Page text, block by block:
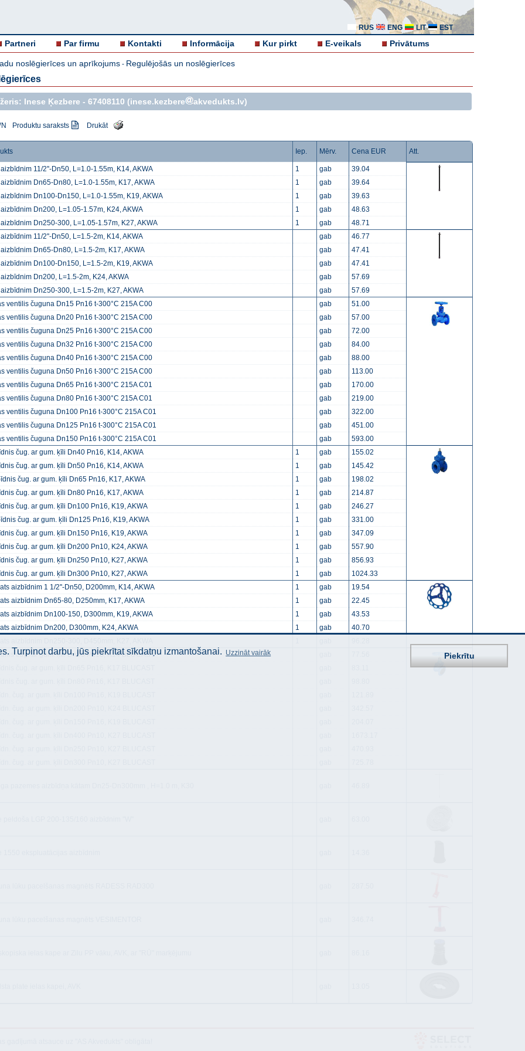
RUS ENG LIT EST
Partneri Par firmu Kontakti Informācija Kur pirkt E-veikals Privātums
noslēgierīces un aprīkojums - Regulējošās un noslēgierīces
Inese Ķezbere - 67408110 (inese.kezbere akvedukts.lv)
Produktu saraksts Drukāt
Iep. Mērv. Cena EUR Att.
aizbīdnim 11/2''-Dn50, L=1.0-1.55m, K14, AKWA 1 gab
39.04
aizbīdnim Dn65-Dn80, L=1.0-1.55m, K17, AKWA 1 gab
39.64
aizbīdnim Dn100-Dn150, L=1.0-1.55m, K19, AKWA 1 gab
39.63
aizbīdnim Dn200, L=1.05-1.57m, K24, AKWA 1 gab
48.63
aizbīdnim Dn250-300, L=1.05-1.57m, K27, AKWA 1 gab
48.71
aizbīdnim 11/2''-Dn50, L=1.5-2m, K14, AKWA gab
46.77
aizbīdnim Dn65-Dn80, L=1.5-2m, K17, AKWA gab
47.41
aizbīdnim Dn100-Dn150, L=1.5-2m, K19, AKWA gab
47.41
aizbīdnim Dn200, L=1.5-2m, K24, AKWA gab
57.69
aizbīdnim Dn250-300, L=1.5-2m, K27, AKWA gab
57.69
ventilis čuguna Dn15 Pn16 t-300°C 215A C00 gab
51.00
ventilis čuguna Dn20 Pn16 t-300°C 215A C00 gab
57.00
ventilis čuguna Dn25 Pn16 t-300°C 215A C00 gab
72.00
ventilis čuguna Dn32 Pn16 t-300°C 215A C00 gab
84.00
ventilis čuguna Dn40 Pn16 t-300°C 215A C00 gab
88.00
ventilis čuguna Dn50 Pn16 t-300°C 215A C00 gab
113.00
ventilis čuguna Dn65 Pn16 t-300°C 215A C01 gab
170.00
ventilis čuguna Dn80 Pn16 t-300°C 215A C01 gab
219.00
ventilis čuguna Dn100 Pn16 t-300°C 215A C01 gab
322.00
ventilis čuguna Dn125 Pn16 t-300°C 215A C01 gab
451.00
ventilis čuguna Dn150 Pn16 t-300°C 215A C01 gab
593.00
čug. ar gum. ķīli Dn40 Pn16, K14, AKWA 1 gab
155.02
čug. ar gum. ķīli Dn50 Pn16, K14, AKWA 1 gab
145.42
čug. ar gum. ķīli Dn65 Pn16, K17, AKWA 1 gab
198.02
čug. ar gum. ķīli Dn80 Pn16, K17, AKWA 1 gab
214.87
čug. ar gum. ķīli Dn100 Pn16, K19, AKWA 1 gab
246.27
čug. ar gum. ķīli Dn125 Pn16, K19, AKWA 1 gab
331.00
čug. ar gum. ķīli Dn150 Pn16, K19, AKWA 1 gab
347.09
čug. ar gum. ķīli Dn200 Pn10, K24, AKWA 1 gab
557.90
čug. ar gum. ķīli Dn250 Pn10, K27, AKWA 1 gab
856.93
čug. ar gum. ķīli Dn300 Pn10, K27, AKWA 1 gab
1024.33
aizbīdnim 1 1/2''-Dn50, D200mm, K14, AKWA 1 gab
19.54
aizbīdnim Dn65-80, D250mm, K17, AKWA 1 gab
22.45
aizbīdnim Dn100-150, D300mm, K19, AKWA 1 gab
43.53
aizbīdnim Dn200, D300mm, K24, AKWA 1 gab
40.70
čug. ar gum. ķīli Dn50 Pn16, K14 BLUCAST
Turpinot darbu, jūs piekrītat sīkdatņu izmantošanai. Uzzināt vairāk Piekrītu